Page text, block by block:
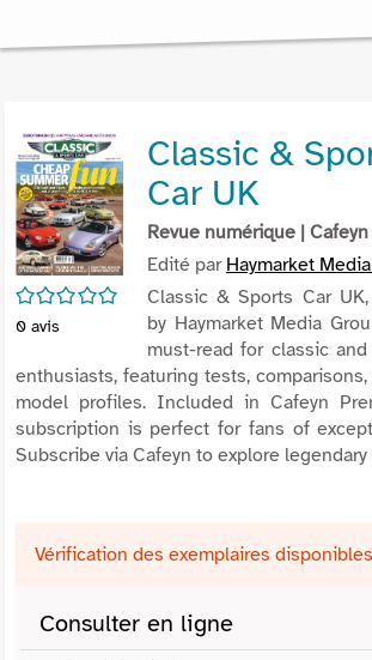
/5
0 avis
Classic &
Car UK
Revue numérique | Cafeyn
Edité par Haymarket
Classic & Sports Car
by Haymarket Media
must-read for classic
enthusiasts, featuring tests,
model profiles. Included in Cafeyn
subscription is perfect for fans of
Subscribe via Cafeyn to explore
Vérification des exemplaires
Consulter en ligne